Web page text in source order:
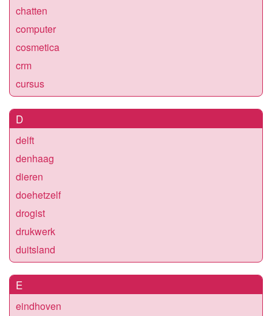
chatten
computer
cosmetica
crm
cursus
D
delft
denhaag
dieren
doehetzelf
drogist
drukwerk
duitsland
E
eindhoven